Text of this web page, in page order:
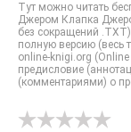
Тут можно читать
Джером Клапка
без сокращений
полную версию (весь
online-knigi.org
предисловие
(комментариями) о